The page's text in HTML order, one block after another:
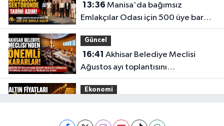
13:36
Emlakçılar Odası için 500 üye barajı
aşıldı
Güncel
16:41
Ağustos ayı toplantısını
gerçekleştirdi
Ekonomi